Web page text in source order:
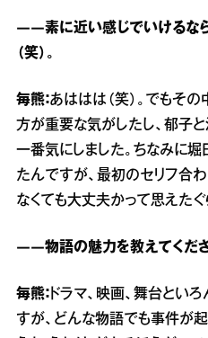
――素に近い感じでいけるな
（笑）。
毎熊：あははは（笑）。でもそ
方が重要な気がしたし、郁子
一番気にしました。ちなみに堀
たんですが、最初のセリフ合
なくても大丈夫かって思えた
――物語の魅力を教えてくださ
毎熊： ドラマ、映画、舞台とい
すが、どんな物語でも事件が